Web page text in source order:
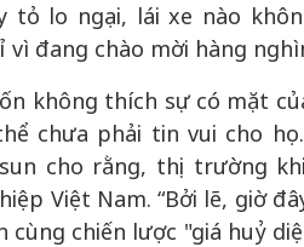
tỏ lo ngại, lái xe nào
vì đang chào mời hàng
không thích sự có mặt
chưa phải tin vui cho
cho rằng, thị trường
Việt Nam. “Bởi lẽ, giờ
cùng chiến lược "giá huỷ